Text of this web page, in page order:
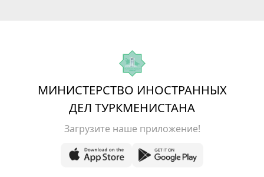
МИНИСТЕРСТВО ИНОСТРАННЫХ
ДЕЛ ТУРКМЕНИСТАНА
Загрузите наше приложение!